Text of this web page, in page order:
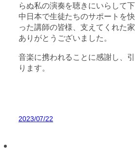
らぬ私の演奏を聴きにいらして
中日本で生徒たちのサポートを
った講師の皆様、支えてくれた
ありがとうございました。
音楽に携われることに感謝し、
ります。
2023/07/22